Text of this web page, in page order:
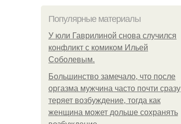
Популярные материалы
У юли Гаврилиной снова случился
конфликт с комиком Ильей
Соболевым.
Большинство замечало, что после
оргазма мужчина часто почти сразу
теряет возбуждение, тогда как
женщина может дольше сохранять